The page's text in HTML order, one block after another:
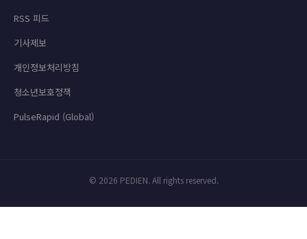
RSS 피드
기사제보
개인정보처리방침
청소년보호정책
PulseRapid (Global)
© 2026 PEDIEN. All rights reserved.